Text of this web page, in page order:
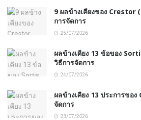
9 ผลข้างเคียงของ
การจัดการ
25/07/2026
ผลข้างเคียง 13 ข้อของ
วิธีการจัดการ
24/07/2026
ผลข้างเคียง 13 ประการขอ
จัดการ
23/07/2026